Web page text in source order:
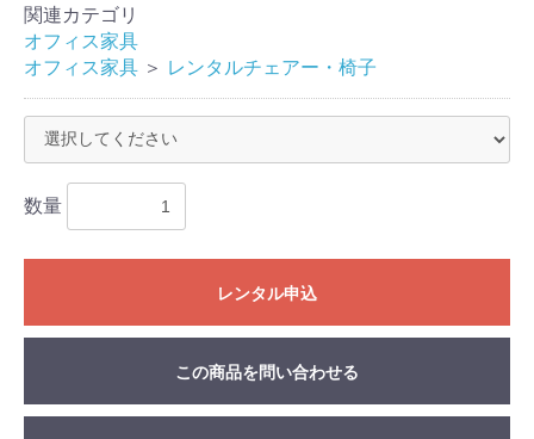
関連カテゴリ
オフィス家具
オフィス家具 ＞ レンタルチェアー・椅子
数量
レンタル申込
この商品を問い合わせる